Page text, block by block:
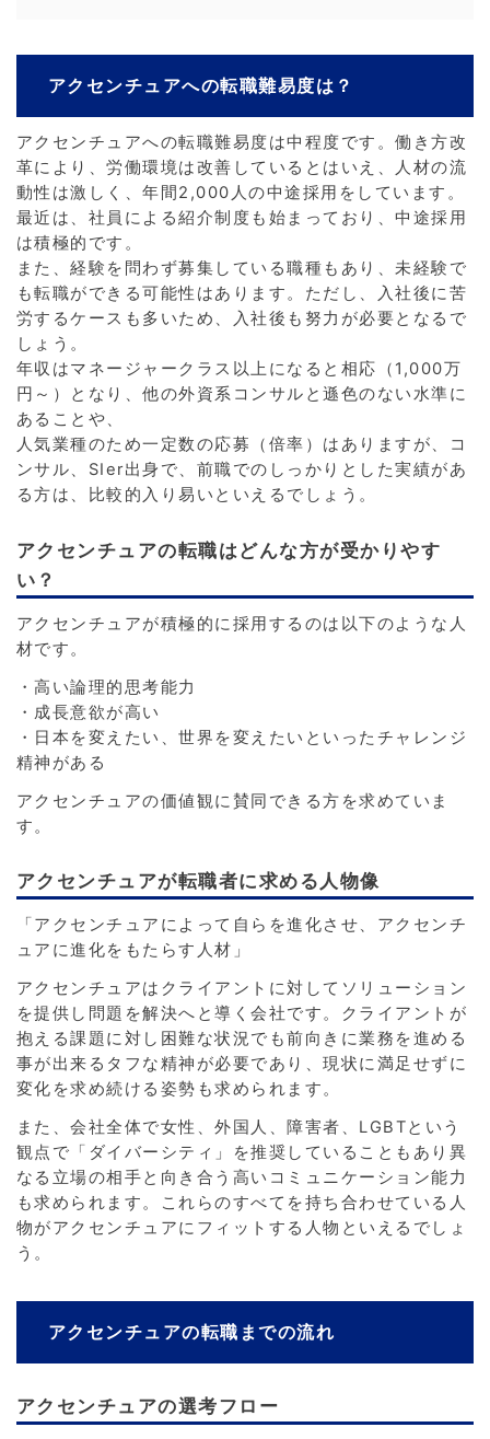
アクセンチュアへの転職難易度は？
アクセンチュアへの転職難易度は中程度です。働き方改
革により、労働環境は改善しているとはいえ、人材の流
動性は激しく、年間2,000人の中途採用をしています。
最近は、社員による紹介制度も始まっており、中途採用
は積極的です。
また、経験を問わず募集している職種もあり、未経験で
も転職ができる可能性はあります。ただし、入社後に苦
労するケースも多いため、入社後も努力が必要となるで
しょう。
年収はマネージャークラス以上になると相応（1,000万
円～）となり、他の外資系コンサルと遜色のない水準に
あることや、
人気業種のため一定数の応募（倍率）はありますが、コ
ンサル、SIer出身で、前職でのしっかりとした実績があ
る方は、比較的入り易いといえるでしょう。
アクセンチュアの転職はどんな方が受かりやす
い？
アクセンチュアが積極的に採用するのは以下のような人
材です。
・高い論理的思考能力
・成長意欲が高い
・日本を変えたい、世界を変えたいといったチャレンジ
精神がある
アクセンチュアの価値観に賛同できる方を求めていま
す。
アクセンチュアが転職者に求める人物像
「アクセンチュアによって自らを進化させ、アクセンチ
ュアに進化をもたらす人材」
アクセンチュアはクライアントに対してソリューション
を提供し問題を解決へと導く会社です。クライアントが
抱える課題に対し困難な状況でも前向きに業務を進める
事が出来るタフな精神が必要であり、現状に満足せずに
変化を求め続ける姿勢も求められます。
また、会社全体で女性、外国人、障害者、LGBTという
観点で「ダイバーシティ」を推奨していることもあり異
なる立場の相手と向き合う高いコミュニケーション能力
も求められます。これらのすべてを持ち合わせている人
物がアクセンチュアにフィットする人物といえるでしょ
う。
アクセンチュアの転職までの流れ
アクセンチュアの選考フロー